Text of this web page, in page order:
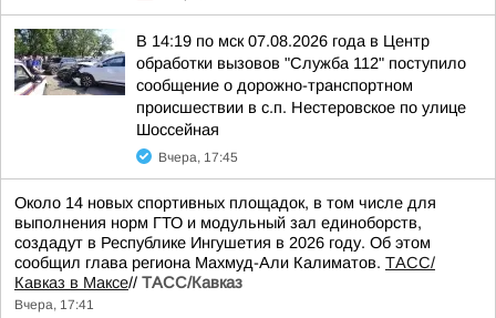
В 14:19 по мск 07.08.2026 года в Центр
обработки вызовов "Служба 112" поступило
сообщение о дорожно-транспортном
происшествии в с.п. Нестеровское по улице
Шоссейная
Вчера, 17:45
Около 14 новых спортивных площадок, в том числе для
выполнения норм ГТО и модульный зал единоборств,
создадут в Республике Ингушетия в 2026 году. Об этом
сообщил глава региона Махмуд-Али Калиматов. ТАСС/
Кавказ в Максе// ТАСС/Кавказ
Вчера, 17:41